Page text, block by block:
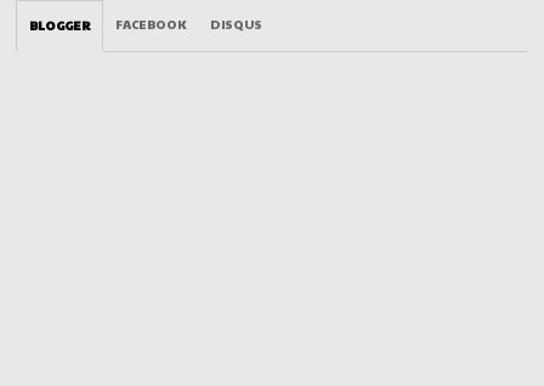
BLOGGER FACEBOOK DISQUS